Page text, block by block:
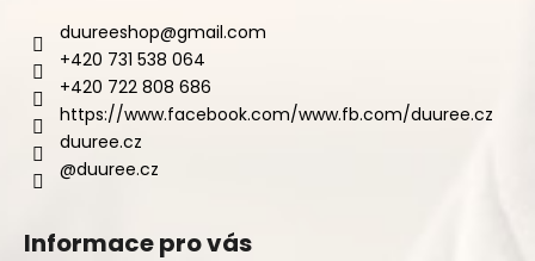
duureeshop@gmail.com
+420 731 538 064
+420 722 808 686
https://www.facebook.com/www.fb.com/duuree.cz
duuree.cz
@duuree.cz
Informace pro vás